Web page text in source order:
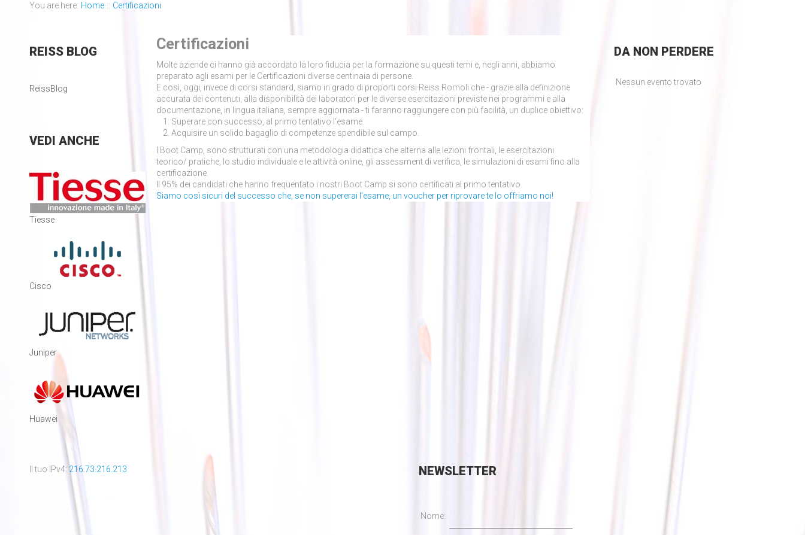
You are here: Home :: Certificazioni
Certificazioni
Molte aziende ci hanno già accordato la loro fiducia per la formazione su questi temi e, negli anni, abbiamo
preparato agli esami per le Certificazioni diverse centinaia di persone.
E così, oggi, invece di corsi standard, siamo in grado di proporti corsi Reiss Romoli che - grazie alla definizione
accurata dei contenuti, alla disponibilità dei laboratori per le diverse esercitazioni previste nei programmi e alla
documentazione, in lingua italiana, sempre aggiornata - ti faranno raggiungere con più facilità, un duplice obiettivo:
Superare con successo, al primo tentativo l‘esame.
Acquisire un solido bagaglio di competenze spendibile sul campo.
I Boot Camp, sono strutturati con una metodologia didattica che alterna alle lezioni frontali, le esercitazioni
teorico/ pratiche, lo studio individuale e le attività online, gli assessment di verifica, le simulazioni di esami fino alla
certificazione.
Il 95% dei candidati che hanno frequentato i nostri Boot Camp si sono certificati al primo tentativo.
Siamo così sicuri del successo che, se non supererai l’esame, un voucher per riprovare te lo offriamo noi!
REISSBLOG
ReissBlog
VEDI ANCHE
Tiesse
Cisco
Juniper
Huawei
DANON PERDERE
Nessun evento trovato
Il tuo IPv4: 216.73.216.213 NEWSLETTER
Nome: